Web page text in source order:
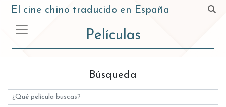
El cine chino traducido en España
Películas
Búsqueda
Título